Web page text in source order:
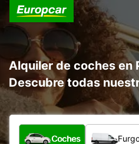
Alquiler de coches en
Descubre todas
¿Qué tipo de vehículo?
Coches